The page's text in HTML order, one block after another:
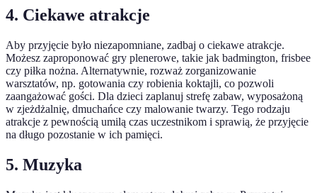
4. Ciekawe atrakcje
Aby przyjęcie było niezapomniane, zadbaj o ciekawe atrakcje.
Możesz zaproponować gry plenerowe, takie jak badmington, frisbee
czy piłka nożna. Alternatywnie, rozważ zorganizowanie
warsztatów, np. gotowania czy robienia koktajli, co pozwoli
zaangażować gości. Dla dzieci zaplanuj strefę zabaw, wyposażoną
w zjeżdżalnię, dmuchańce czy malowanie twarzy. Tego rodzaju
atrakcje z pewnością umilą czas uczestnikom i sprawią, że przyjęcie
na długo pozostanie w ich pamięci.
5. Muzyka